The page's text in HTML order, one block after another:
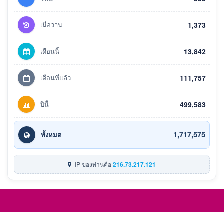
เมื่อวาน 1,373
เดือนนี้ 13,842
เดือนที่แล้ว 111,757
ปีนี้ 499,583
ทั้งหมด 1,717,575
IP ของท่านคือ216.73.217.121